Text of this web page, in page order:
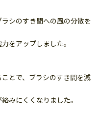
シのすき間への風の分散を
をアップしました。
とで、ブラシのすき間を減
みにくくなりました。